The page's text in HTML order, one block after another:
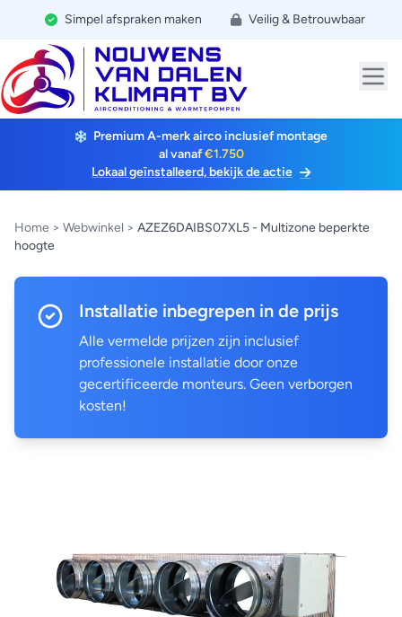
Simpel afspraken maken Veilig & Betrouwbaar
Premium A-merk airco inclusief montage
al vanaf€1.750
Lokaal geïnstalleerd, bekijk de actie
Home > Webwinkel > AZEZ6DAIBS07XL5 - Multizone beperkte
hoogte
Installatie inbegrepen in de prijs
Alle vermelde prijzen zijn inclusief
professionele installatie door onze
gecertificeerde monteurs. Geen verborgen
kosten!